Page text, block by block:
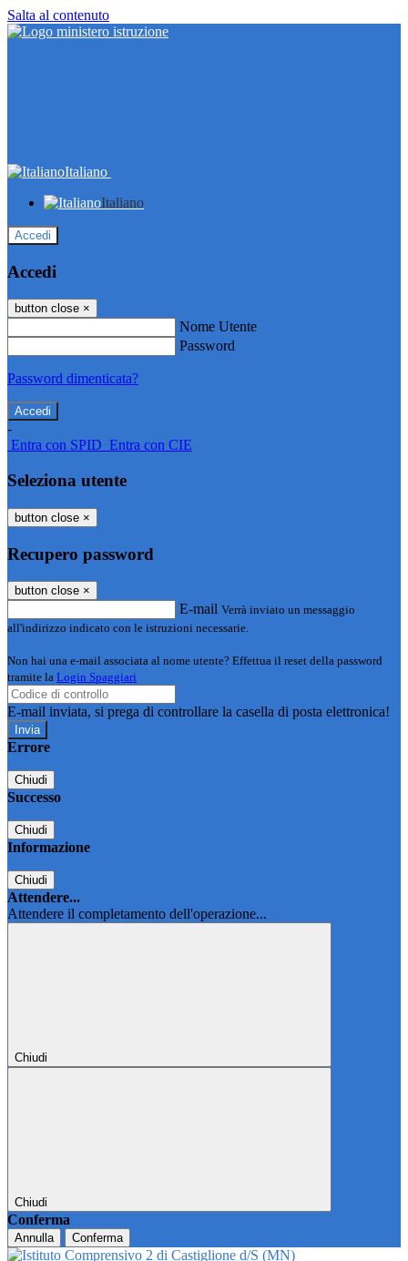
Salta al contenuto
Italiano
Italiano
Accedi
Accedi
button close ×
Nome Utente
Password
Password dimenticata?
-
Entra con SPID Entra con CIE
Seleziona utente
button close ×
Recupero password
button close ×
E-mail Verrà inviato un messaggio
all'indirizzo indicato con le istruzioni necessarie.
Non hai una e-mail associata al nome utente? Effettua il reset della password
tramite la Login Spaggiari
E-mail inviata, si prega di controllare la casella di posta elettronica!
Errore
Chiudi
Successo
Chiudi
Informazione
Chiudi
Attendere...
Attendere il completamento dell'operazione...
Chiudi
Chiudi
Conferma
Annulla Conferma